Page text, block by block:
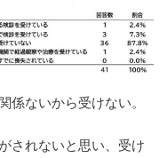
係ないから受けない。
されないと思い、受け